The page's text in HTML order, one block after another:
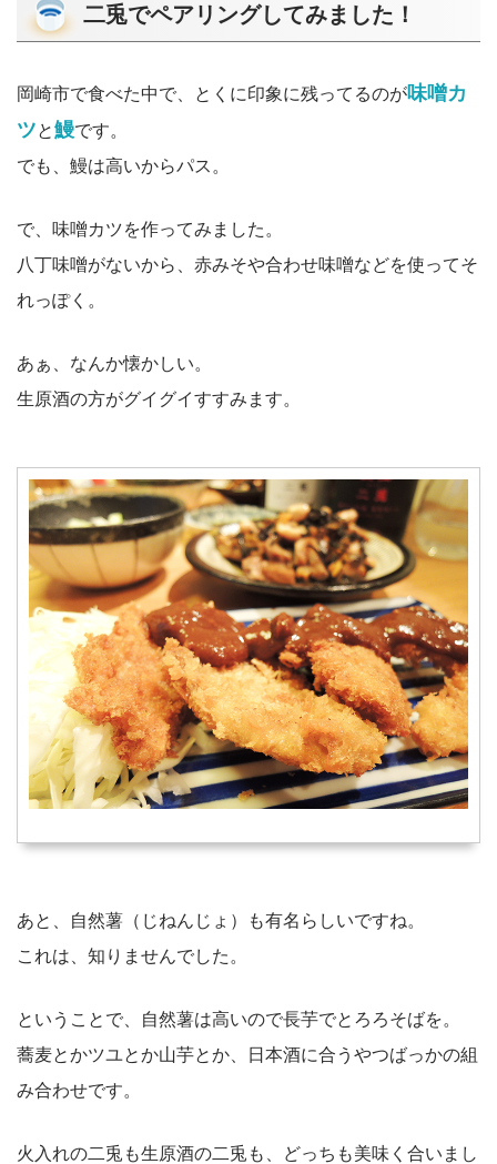
二兎でペアリングしてみました！
岡崎市で食べた中で、とくに印象に残ってるのが味噌カ
ツと鰻です。
でも、鰻は高いからパス。
で、味噌カツを作ってみました。
八丁味噌がないから、赤みそや合わせ味噌などを使ってそ
れっぽく。
あぁ、なんか懐かしい。
生原酒の方がグイグイすすみます。
あと、自然薯（じねんじょ）も有名らしいですね。
これは、知りませんでした。
ということで、自然薯は高いので長芋でとろろそばを。
蕎麦とかツユとか山芋とか、日本酒に合うやつばっかの組
み合わせです。
火入れの二兎も生原酒の二兎も、どっちも美味く合いまし